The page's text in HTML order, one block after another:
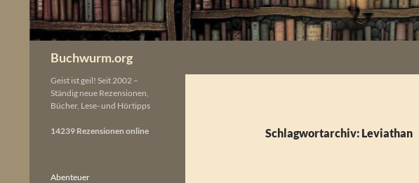
Buchwurm.org
Schlagwortarchiv: Leviathan
Geist ist geil! Seit 2002 –
Ständig neue Rezensionen,
Bücher, Lese- und Hörtipps
14239 Rezensionen online
Abenteuer